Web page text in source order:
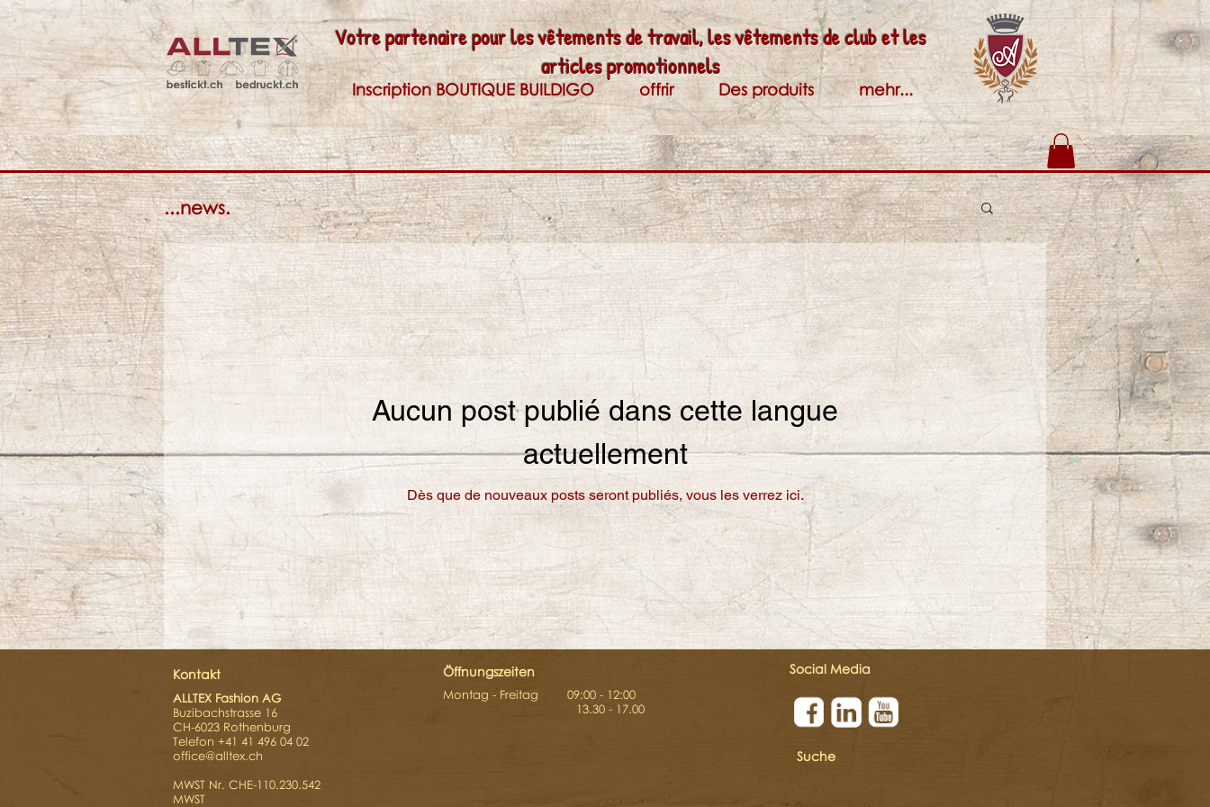
Inscription BOUTIQUE BUILDIGO offrir Des produits mehr...
Votre partenaire pour les vêtements de travail, les vêtements de club et les
articles promotionnels
...news.
Aucun post publié dans cette langue
actuellement
Dès que de nouveaux posts seront publiés, vous les verrez ici.
Kontakt
ALLTEX Fashion AG
Buzibachstrasse 16
CH-6023 Rothenburg
Telefon +41 41 496 04 02
office@alltex.ch
MWST Nr. CHE-110.230.542
MWST
Öffnungszeiten
Montag - Freitag 09:00 - 12:00
13.30 - 17.00
Social Media
Suche